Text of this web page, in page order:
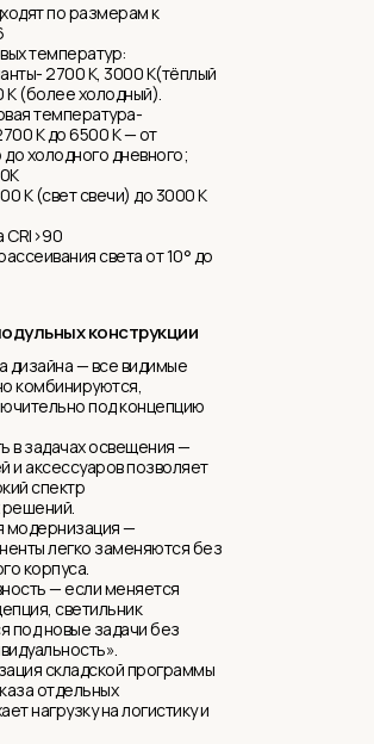
конструкции
— все видимые
комбинируются,
под концепцию
освещения —
и аксессуаров позволяет
спектр
решений.
—
легко заменяются без
корпуса.
— если меняется
светильник
под новые задачи без
складской программы
отдельных
нагрузку на логистику и
по размерам к
температур:
2700 K, 3000 K(тёплый
K (более холодный).
температура-
K до 6500 K — от
до холодного дневного;
K (свет свечи) до 3000 K
CRI>90
света от 10° до